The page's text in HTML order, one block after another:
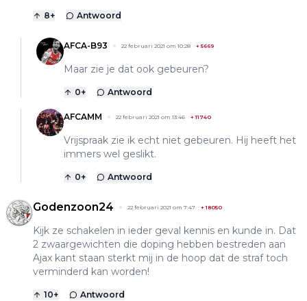
8+ Antwoord
AFCA-B93 22 februari 2021 om 10:28 +5669
Maar zie je dat ook gebeuren?
0+ Antwoord
AFCAMM 22 februari 2021 om 13:46 +11740
Vrijspraak zie ik echt niet gebeuren. Hij heeft het
immers wel geslikt.
0+ Antwoord
Godenzoon24 22 februari 2021 om 7:47 +18050
Kijk ze schakelen in ieder geval kennis en kunde in. Dat
2 zwaargewichten die doping hebben bestreden aan
Ajax kant staan sterkt mij in de hoop dat de straf toch
verminderd kan worden!
10+ Antwoord